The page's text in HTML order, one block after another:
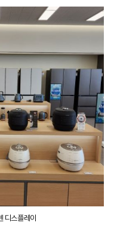
디스플레이